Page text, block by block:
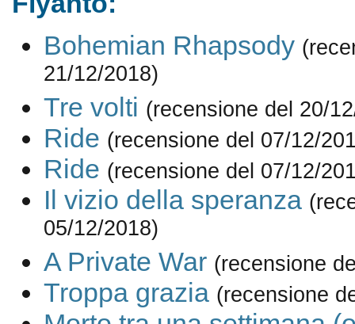
Bohemian Rhapsody
21/12/2018)
Tre volti (recensione del 20/
Ride (recensione del 07/12/
Ride (recensione del 07/12/
Il vizio della speranza
05/12/2018)
A Private War (recensione
Troppa grazia (recensione